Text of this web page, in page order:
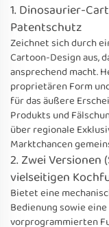
1. Dinosaurier-
Patentschutz
Zeichnet sich durch
Cartoon-Design aus,
ansprechend macht.
proprietären Form
für das äußere
Produkts und
über regionale
Marktchancen
2. Zwei Versionen
vielseitigen
Bietet eine
Bedienung sowie
vorprogrammierten